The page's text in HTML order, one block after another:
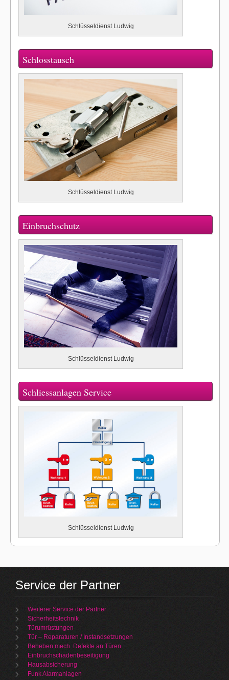
Schlüsseldienst Ludwig
Schlosstausch
Schlüsseldienst Ludwig
Einbruchschutz
Schlüsseldienst Ludwig
Schliessanlagen Service
Schlüsseldienst Ludwig
Service der Partner
Weiterer Service der Partner
Sicherheitstechnik
Türumrüstungen
Tür – Reparaturen / Instandsetzungen
Beheben mech. Defekte an Türen
Einbruchschadenbeseitigung
Hausabsicherung
Funk Alarmanlagen